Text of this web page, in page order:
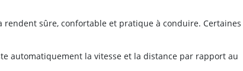
sûre, confortable et pratique à conduire. Certaines
automatiquement la vitesse et la distance par rapport au